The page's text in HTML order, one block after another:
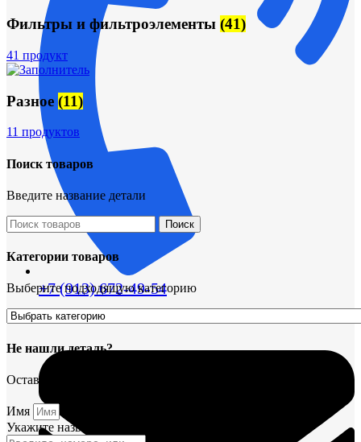
+7 (913) 672-49-54
Фильтры и фильтроэлементы (41)
41 продукт
Разное (11)
11 продуктов
Поиск товаров
Введите название детали
Поиск
Категории товаров
Выберите подходящую категорию
Не нашли деталь?
Оставьте заявку и мы постараемся вам помочь.
Имя
Укажите название или номера деталей